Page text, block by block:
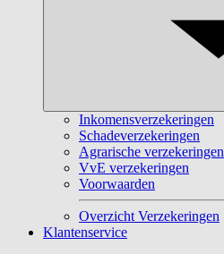
Inkomensverzekeringen
Schadeverzekeringen
Agrarische verzekeringen
VvE verzekeringen
Voorwaarden
Overzicht Verzekeringen
Klantenservice